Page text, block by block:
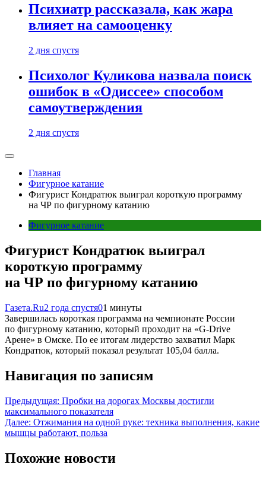
Психиатр рассказала, как жара
влияет на самооценку
2 дня спустя
Психолог Куликова назвала поиск
ошибок в «Одиссее» способом
самоутверждения
2 дня спустя
Главная
Фигурное катание
Фигурист Кондратюк выиграл короткую программу
на ЧР по фигурному катанию
Фигурное катание
Фигурист Кондратюк выиграл
короткую программу
на ЧР по фигурному катанию
Газета.Ru2 года спустя01 минуты
Завершилась короткая программа на чемпионате России
по фигурному катанию, который проходит на «G-Drive
Арене» в Омске. По ее итогам лидерство захватил Марк
Кондратюк, который показал результат 105,04 балла.
Навигация по записям
Предыдущая: Пробки на дорогах Москвы достигли
максимального показателя
Далее: Отжимания на одной руке: техника выполнения, какие
мышцы работают, польза
Похожие новости